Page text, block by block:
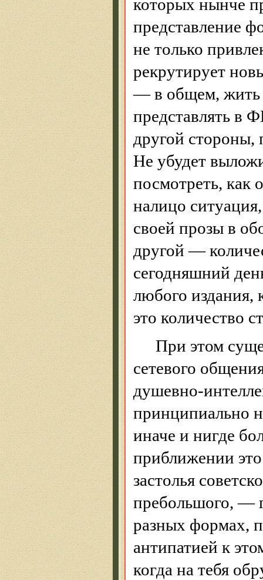
которых нынче
представление
не только
рекрутирует
— в общем, жить
представлять в
другой стороны,
Не убудет
посмотреть, как
налицо
своей прозы в
другой —
сегодняшний
любого издания,
это количество
При этом
сетевого
душевно-
принципиально
иначе и нигде
приближении
застолья
пребольшого, —
разных формах,
антипатией к
когда на тебя